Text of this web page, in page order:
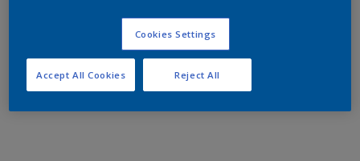
Cookies Settings
Reject All
Accept All Cookies